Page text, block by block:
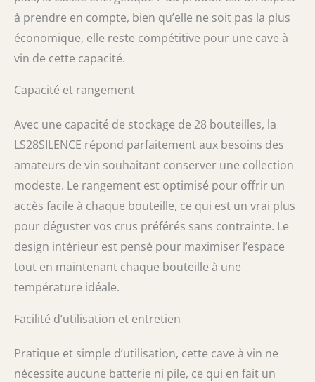
à prendre en compte, bien qu’elle ne soit pas la plus
économique, elle reste compétitive pour une cave à
vin de cette capacité.
Capacité et rangement
Avec une capacité de stockage de 28 bouteilles, la
LS28SILENCE répond parfaitement aux besoins des
amateurs de vin souhaitant conserver une collection
modeste. Le rangement est optimisé pour offrir un
accès facile à chaque bouteille, ce qui est un vrai plus
pour déguster vos crus préférés sans contrainte. Le
design intérieur est pensé pour maximiser l’espace
tout en maintenant chaque bouteille à une
température idéale.
Facilité d’utilisation et entretien
Pratique et simple d’utilisation, cette cave à vin ne
nécessite aucune batterie ni pile, ce qui en fait un